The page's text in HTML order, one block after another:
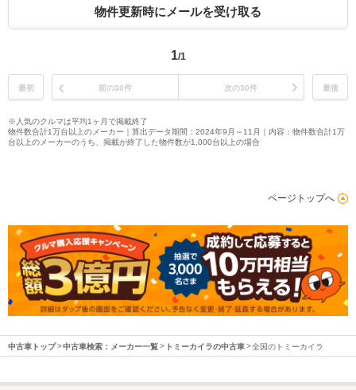
ランスソナー ハーフ
ンナーミラ
物件更新時にメールを受け取る
1/1
最初 前の30件 次の30件 最後
※人気のクルマは平均1ヶ月で掲載終了
物件数合計1万台以上のメーカー｜算出データ期間：2024年9月～11月｜内容：物件数合計1万
台以上のメーカーのうち、掲載が終了した物件数が1,000台以上の場合
ページトップへ
中古車トップ 中古車検索：メーカー一覧 トミーカイラの中古車 全国のトミーカイラ